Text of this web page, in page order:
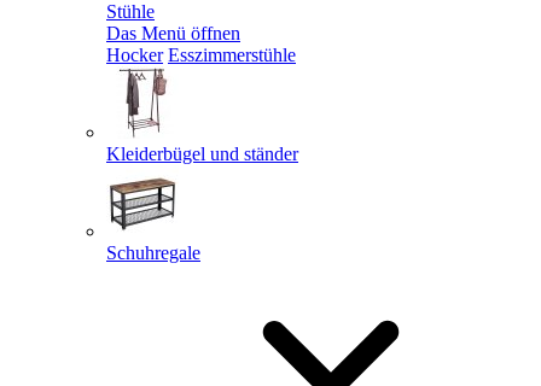
Stühle
Das Menü öffnen
Hocker Esszimmerstühle
Kleiderbügel und ständer
Schuhregale